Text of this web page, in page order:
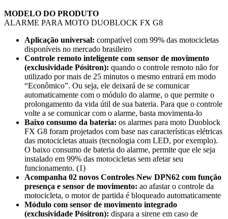
MODELO DO PRODUTO
ALARME PARA MOTO DUOBLOCK FX G8
Aplicação universal: compatível com 99% das motocicletas
disponíveis no mercado brasileiro
Controle remoto inteligente com sensor de movimento
(exclusividade Pósitron): quando o controle remoto não for
utilizado por mais de 25 minutos o mesmo entrará em modo
“Econômico”. Ou seja, ele deixará de se comunicar
automaticamente com o módulo do alarme, o que permite o
prolongamento da vida útil de sua bateria. Para que o controle
volte a se comunicar com o alarme, basta movimenta-lo
Baixo consumo da bateria: os alarmes para moto Duoblock
FX G8 foram projetados com base nas características elétricas
das motocicletas atuais (tecnologia com LED, por exemplo).
O baixo consumo de bateria do alarme, permite que ele seja
instalado em 99% das motocicletas sem afetar seu
funcionamento. (1)
Acompanha 02 novos Controles New DPN62 com função
presença e sensor de movimento: ao afastar o controle da
motocicleta, o motor de partida é bloqueado automaticamente
Módulo com sensor de movimento integrado
(exclusividade Pósitron): dispara a sirene em caso de